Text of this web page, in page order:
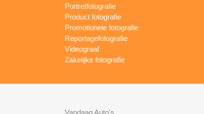
Portretfotografie
Product fotografie
Promotionele fotografie
Reportagefotografie
Videograaf
Zakelijke fotografie
Vandaag Auto's